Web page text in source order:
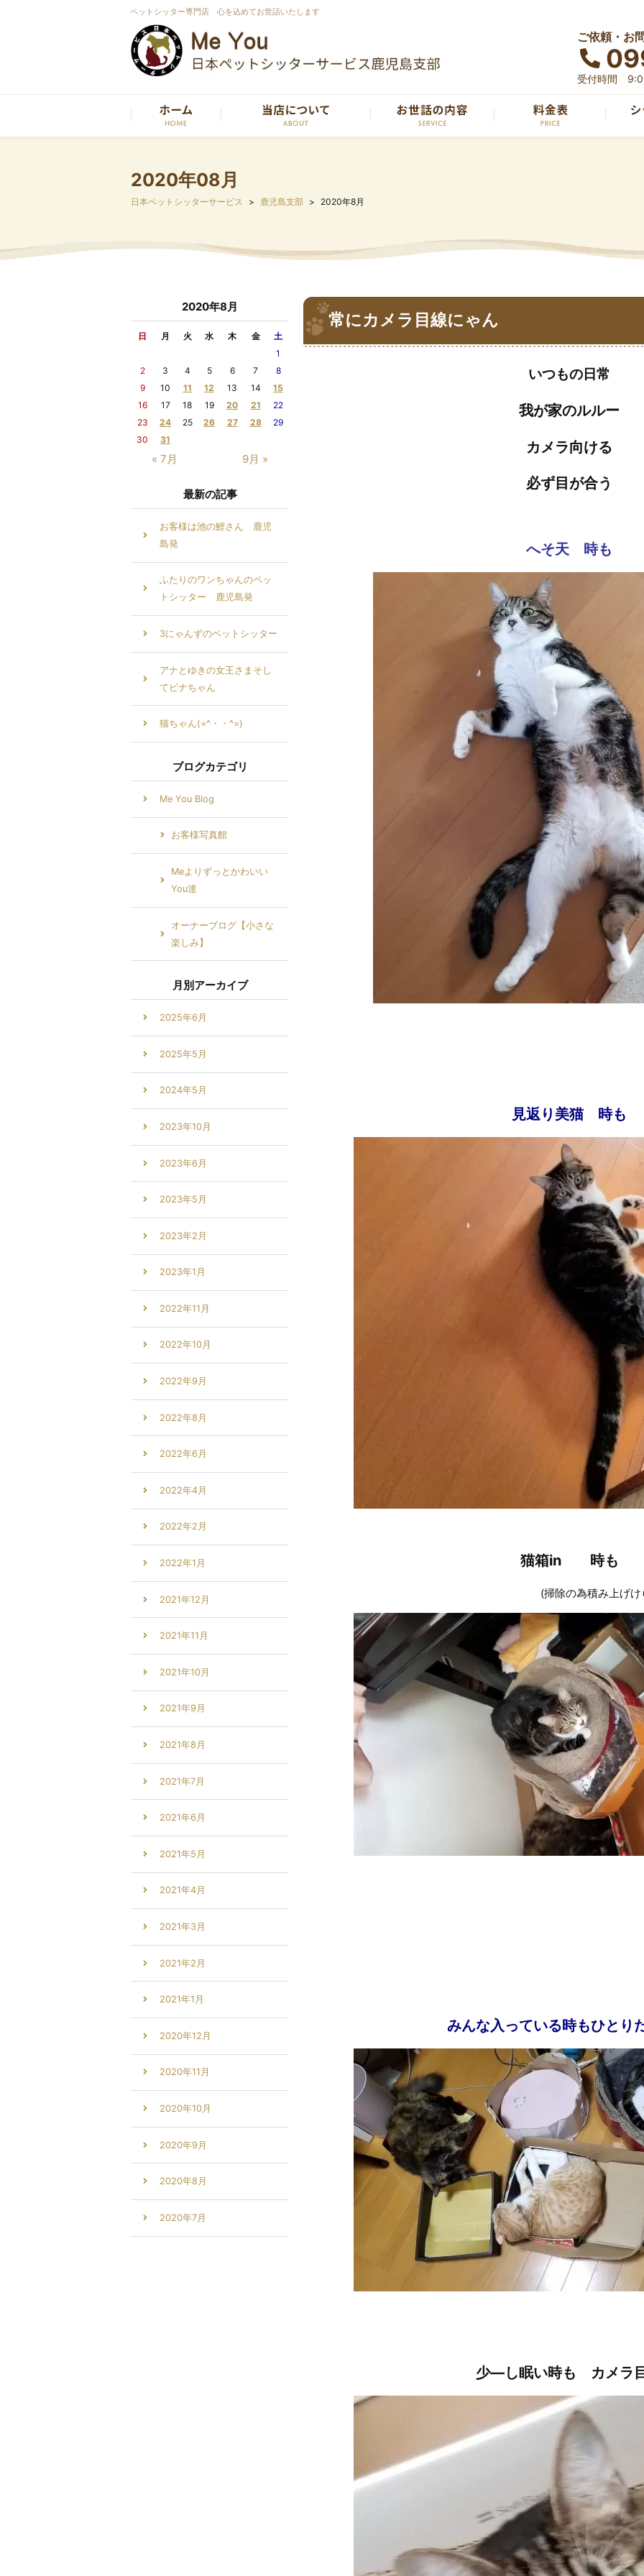
ペットシッター専門店 心を込めてお世話いたします
ご依頼・お
受付時間
2020年08月
日本ペットシッターサービス 鹿児島支部 2020年8月
常にカメラ目線にゃん
いつもの日常
我が家のルルー
カメラ向ける
必ず目が合う
へそ天 時も
見返り美猫 時も
猫箱in 時も
(掃除の為積み上げけられて
みんな入っている時もひとり
少―し眠い時も カメラ
2020年8月
日 月 火 水 木 金 土
« 7月 9月 »
1
2
3 4 5 6 7
8
9
10 11 12 13 14
15
16
17 18 19 20 21
22
23
24 25 26 27 28
29
30
31
最新の記事
お客様は池の鯉さん 鹿児
島発
ふたりのワンちゃんのペッ
トシッター 鹿児島発
3にゃんずのペットシッター
アナとゆきの女王さまそし
てビナちゃん
猫ちゃん(=^・・^=)
ブログカテゴリ
Me You Blog
お客様写真館
Meよりずっとかわいい
You達
オーナーブログ【小さな
楽しみ】
月別アーカイブ
2025年6月
2025年5月
2024年5月
2023年10月
2023年6月
2023年5月
2023年2月
2023年1月
2022年11月
2022年10月
2022年9月
2022年8月
2022年6月
2022年4月
2022年2月
2022年1月
2021年12月
2021年11月
2021年10月
2021年9月
2021年8月
2021年7月
2021年6月
2021年5月
2021年4月
2021年3月
2021年2月
2021年1月
2020年12月
2020年11月
2020年10月
2020年9月
2020年8月
2020年7月